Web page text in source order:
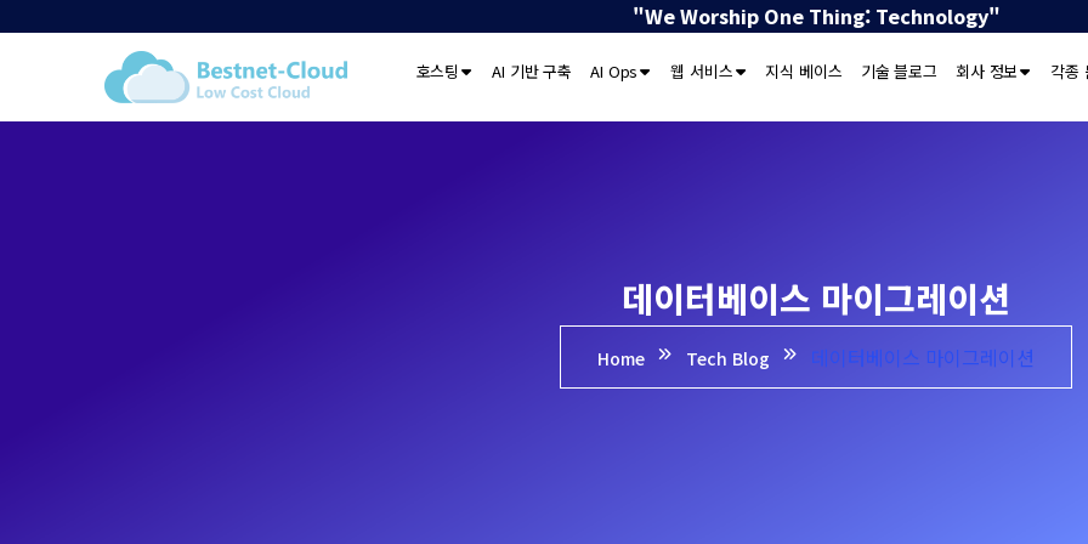
"We Worship One Thing: Technology"
호스팅 AI 기반 구축 AI Ops 웹 서비스 지식 베이스 기술 블로그 회사 정보 각종
데이터베이스 마이그레이션
Home Tech Blog 데이터베이스 마이그레이션